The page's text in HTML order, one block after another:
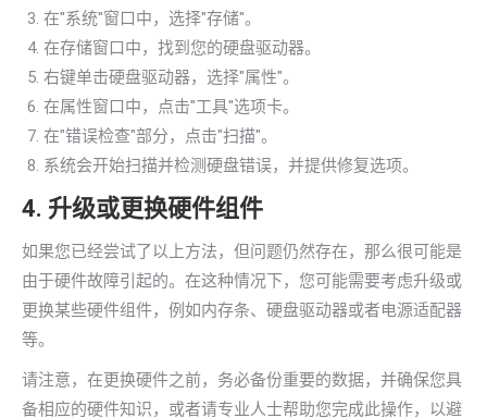
在"系统"窗口中，选择"存储"。
在存储窗口中，找到您的硬盘驱动器。
右键单击硬盘驱动器，选择"属性"。
在属性窗口中，点击"工具"选项卡。
在"错误检查"部分，点击"扫描"。
系统会开始扫描并检测硬盘错误，并提供修复选项。
4. 升级或更换硬件组件
如果您已经尝试了以上方法，但问题仍然存在，那么很可能是
由于硬件故障引起的。在这种情况下，您可能需要考虑升级或
更换某些硬件组件，例如内存条、硬盘驱动器或者电源适配器
等。
请注意，在更换硬件之前，务必备份重要的数据，并确保您具
备相应的硬件知识，或者请专业人士帮助您完成此操作，以避